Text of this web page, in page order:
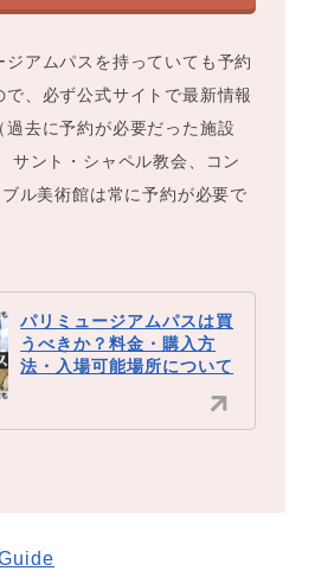
アムパスを持っていても予約
、必ず公式サイトで最新情報
過去に予約が必要だった施設
サント・シャペル教会、コン
ル美術館は常に予約が必要で
パリミュージアムパスは買
うべきか？料金・購入方
法・入場可能場所について